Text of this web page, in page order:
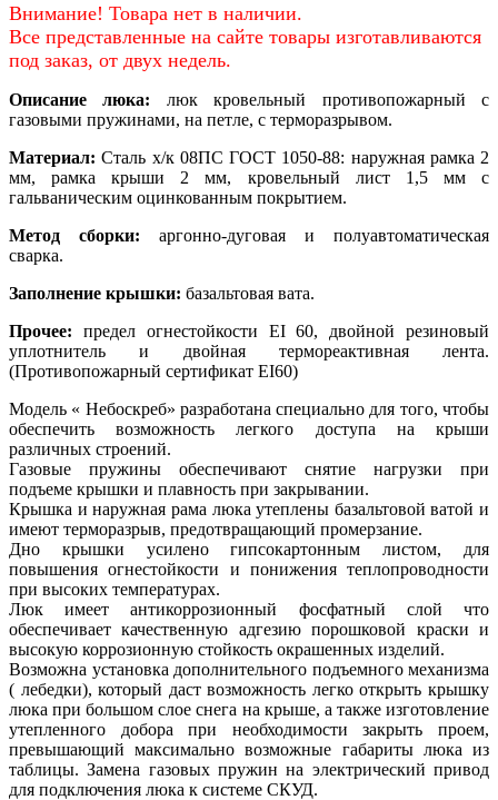
Внимание! Товара нет в наличии.
Все представленные на сайте товары изготавливаются
под заказ, от двух недель.
Описание люка: люк кровельный противопожарный с
газовыми пружинами, на петле, с терморазрывом.
Материал: Сталь х/к 08ПС ГОСТ 1050-88: наружная рамка 2
мм, рамка крыши 2 мм, кровельный лист 1,5 мм с
гальваническим оцинкованным покрытием.
Метод сборки: аргонно-дуговая и полуавтоматическая
сварка.
Заполнение крышки: базальтовая вата.
Прочее: предел огнестойкости EI 60, двойной резиновый
уплотнитель и двойная термореактивная лента.
(Противопожарный сертификат EI60)
Модель « Небоскреб» разработана специально для того, чтобы
обеспечить возможность легкого доступа на крыши
различных строений.
Газовые пружины обеспечивают снятие нагрузки при
подъеме крышки и плавность при закрывании.
Крышка и наружная рама люка утеплены базальтовой ватой и
имеют терморазрыв, предотвращающий промерзание.
Дно крышки усилено гипсокартонным листом, для
повышения огнестойкости и понижения теплопроводности
при высоких температурах.
Люк имеет антикоррозионный фосфатный слой что
обеспечивает качественную адгезию порошковой краски и
высокую коррозионную стойкость окрашенных изделий.
Возможна установка дополнительного подъемного механизма
( лебедки), который даст возможность легко открыть крышку
люка при большом слое снега на крыше, а также изготовление
утепленного добора при необходимости закрыть проем,
превышающий максимально возможные габариты люка из
таблицы. Замена газовых пружин на электрический привод
для подключения люка к системе СКУД.